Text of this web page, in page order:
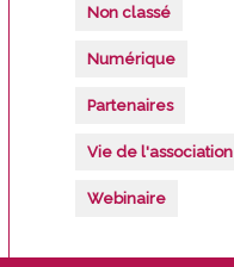
Non classé
Numérique
Partenaires
Vie de l'association
Webinaire